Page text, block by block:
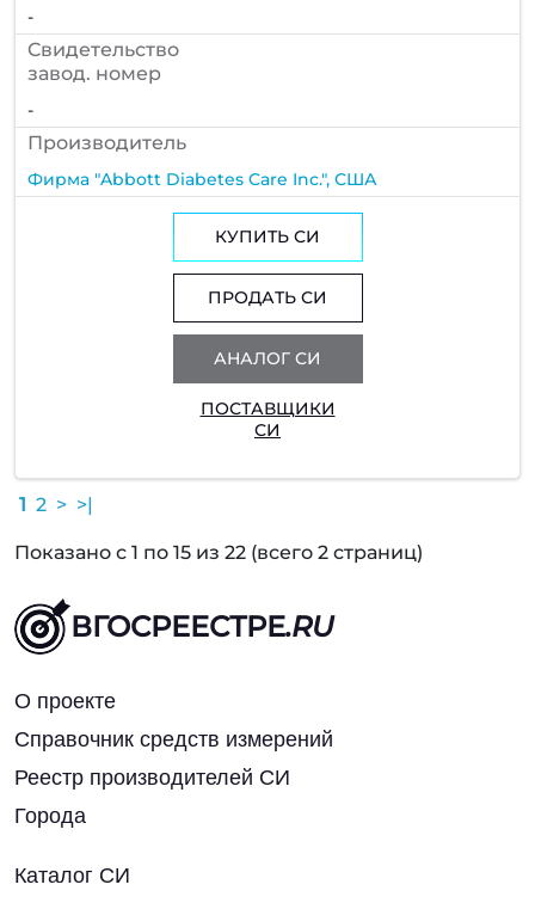
-
Cвидетельство
завод. номер
-
Производитель
Фирма "Abbott Diabetes Care Inc.", США
КУПИТЬ СИ
ПРОДАТЬ СИ
АНАЛОГ СИ
ПОСТАВЩИКИ
СИ
1 2 > >|
Показано с 1 по 15 из 22 (всего 2 страниц)
ВГОСРЕЕСТРЕ.RU
О проекте
Справочник средств измерений
Реестр производителей СИ
Города
Каталог СИ